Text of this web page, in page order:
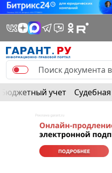
Бюджетный учет